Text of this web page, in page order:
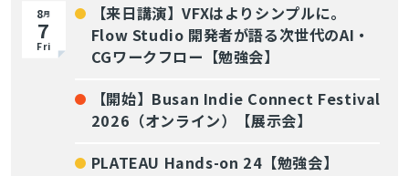
8月
7
Fri
【来日講演】VFXはよりシンプルに。
Flow Studio 開発者が語る次世代のAI・
CGワークフロー【勉強会】
【開始】Busan Indie Connect Festival
2026（オンライン）【展示会】
PLATEAU Hands-on 24【勉強会】